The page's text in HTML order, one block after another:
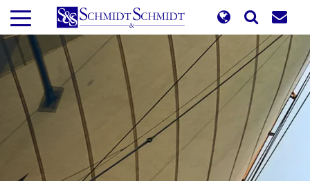
到
要